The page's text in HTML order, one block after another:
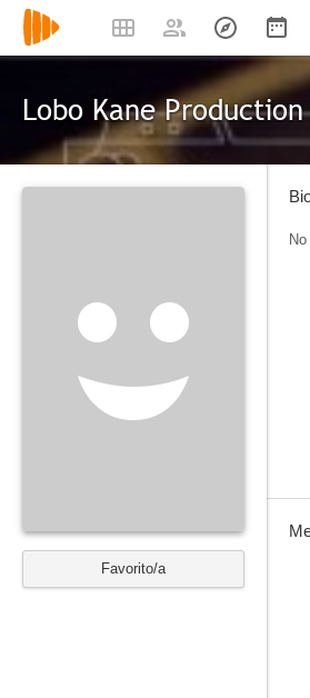
Lobo Kane
Favorito/a